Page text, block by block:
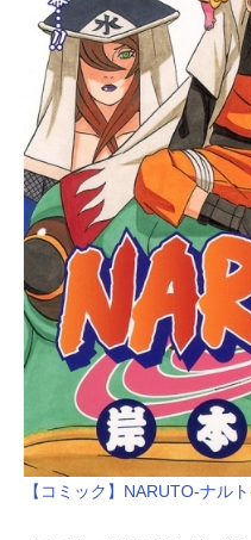
【コミック】NARUTO-ナル